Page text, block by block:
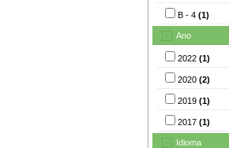
B - 4 (1)
Ano
2022 (1)
2020 (2)
2019 (1)
2017 (1)
Idioma